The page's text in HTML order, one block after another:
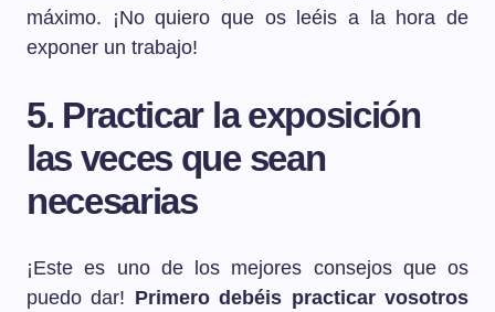
máximo. ¡No quiero que os leéis a la hora de
exponer un trabajo!
5. Practicar la exposición
las veces que sean
necesarias
¡Este es uno de los mejores consejos que os
puedo dar! Primero debéis practicar vosotros